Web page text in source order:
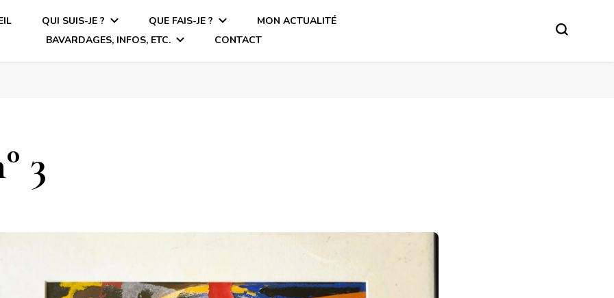
QUI SUIS-JE ? QUE FAIS-JE ?
MON ACTUALITÉ
BAVARDAGES, INFOS, ETC.
CONTACT
3